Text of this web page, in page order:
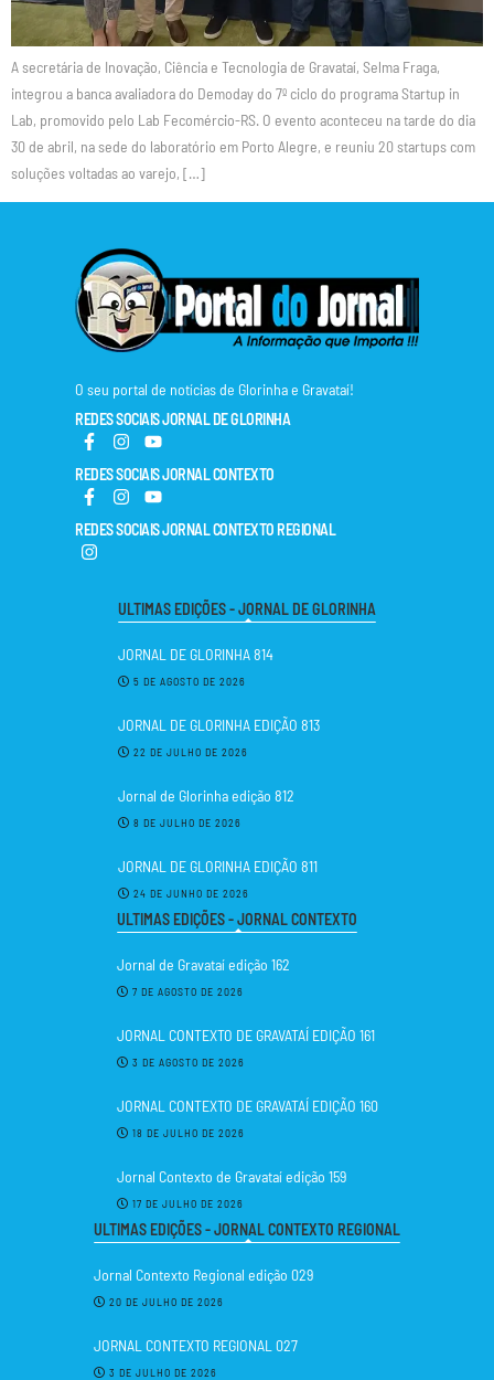
A secretária de Inovação, Ciência e Tecnologia de Gravataí, Selma Fraga,
integrou a banca avaliadora do Demoday do 7º ciclo do programa Startup in
Lab, promovido pelo Lab Fecomércio-RS. O evento aconteceu na tarde do dia
30 de abril, na sede do laboratório em Porto Alegre, e reuniu 20 startups com
soluções voltadas ao varejo, […]
O seu portal de notícias de Glorinha e Gravataí!
REDES SOCIAIS JORNAL DE GLORINHA
REDES SOCIAIS JORNAL CONTEXTO
REDES SOCIAIS JORNAL CONTEXTO REGIONAL
ULTIMAS EDIÇÕES - JORNAL DE GLORINHA
JORNAL DE GLORINHA 814
5 DE AGOSTO DE 2026
JORNAL DE GLORINHA EDIÇÃO 813
22 DE JULHO DE 2026
Jornal de Glorinha edição 812
8 DE JULHO DE 2026
JORNAL DE GLORINHA EDIÇÃO 811
24 DE JUNHO DE 2026
ULTIMAS EDIÇÕES - JORNAL CONTEXTO
Jornal de Gravataí edição 162
7 DE AGOSTO DE 2026
JORNAL CONTEXTO DE GRAVATAÍ EDIÇÃO 161
3 DE AGOSTO DE 2026
JORNAL CONTEXTO DE GRAVATAÍ EDIÇÃO 160
18 DE JULHO DE 2026
Jornal Contexto de Gravataí edição 159
17 DE JULHO DE 2026
ULTIMAS EDIÇÕES - JORNAL CONTEXTO REGIONAL
Jornal Contexto Regional edição 029
20 DE JULHO DE 2026
JORNAL CONTEXTO REGIONAL 027
3 DE JULHO DE 2026